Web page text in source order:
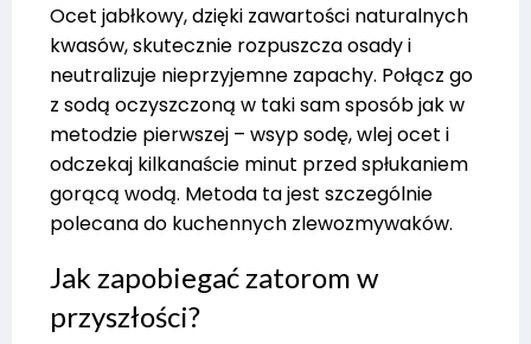
Ocet jabłkowy, dzięki zawartości naturalnych
kwasów, skutecznie rozpuszcza osady i
neutralizuje nieprzyjemne zapachy. Połącz go
z sodą oczyszczoną w taki sam sposób jak w
metodzie pierwszej – wsyp sodę, wlej ocet i
odczekaj kilkanaście minut przed spłukaniem
gorącą wodą. Metoda ta jest szczególnie
polecana do kuchennych zlewozmywaków.
Jak zapobiegać zatorom w
przyszłości?